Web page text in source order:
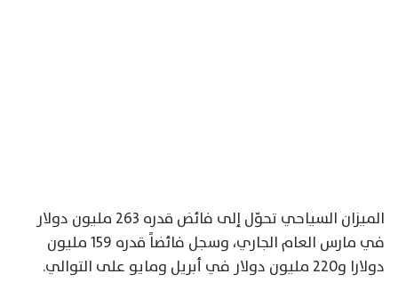
الميزان السياحي تحوّل إلى فائض قدره 263 مليون دولار
في مارس العام الجاري، وسجل فائضاً قدره 159 مليون
دولارا و220 مليون دولار في أبريل ومايو على التوالي.